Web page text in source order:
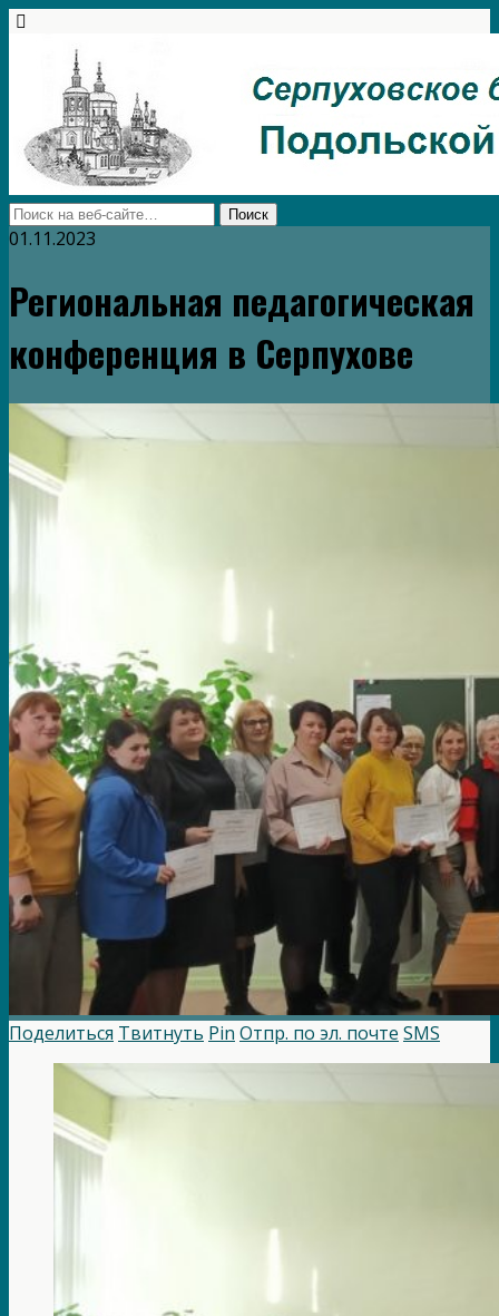
01.11.2023
Региональная педагогическая
конференция в Серпухове
Поделиться Твитнуть Pin Отпр. по эл. почте SMS